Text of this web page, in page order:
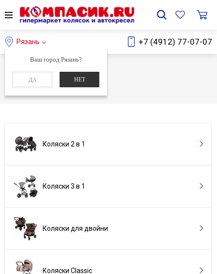
Рязань
Ваш город Рязань?
ДА НЕТ
+7 (4912) 77-07-07
Главная Каталог
Каталог
Коляски 2 в 1
Коляски 3 в 1
Коляски для двойни
Коляски Сlassic